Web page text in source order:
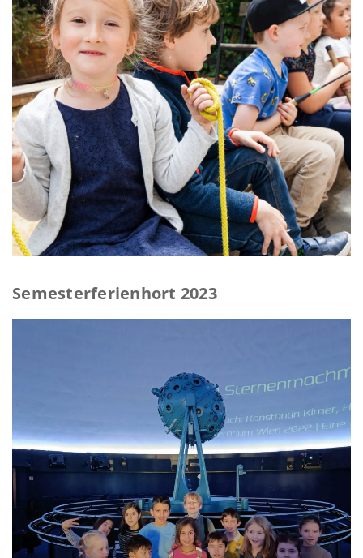
Semesterferienhort 2023